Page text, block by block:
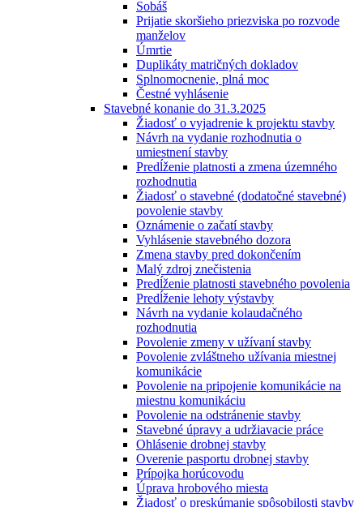
Sobáš
Prijatie skoršieho priezviska po rozvode
manželov
Úmrtie
Duplikáty matričných dokladov
Splnomocnenie, plná moc
Čestné vyhlásenie
Stavebné konanie do 31.3.2025
Žiadosť o vyjadrenie k projektu stavby
Návrh na vydanie rozhodnutia o
umiestnení stavby
Predĺženie platnosti a zmena územného
rozhodnutia
Žiadosť o stavebné (dodatočné stavebné)
povolenie stavby
Oznámenie o začatí stavby
Vyhlásenie stavebného dozora
Zmena stavby pred dokončením
Malý zdroj znečistenia
Predĺženie platnosti stavebného povolenia
Predĺženie lehoty výstavby
Návrh na vydanie kolaudačného
rozhodnutia
Povolenie zmeny v užívaní stavby
Povolenie zvláštneho užívania miestnej
komunikácie
Povolenie na pripojenie komunikácie na
miestnu komunikáciu
Povolenie na odstránenie stavby
Stavebné úpravy a udržiavacie práce
Ohlásenie drobnej stavby
Overenie pasportu drobnej stavby
Prípojka horúcovodu
Úprava hrobového miesta
Žiadosť o preskúmanie spôsobilosti stavby